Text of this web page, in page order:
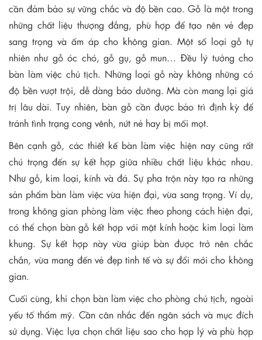
cần đảm bảo sự vững chắc và độ bền cao. Gỗ là một trong
những chất liệu thượng đẳng, phù hợp để tạo nên vẻ đẹp
sang trọng và ấm áp cho không gian. Một số loại gỗ tự
nhiên như gỗ óc chó, gỗ gụ, gỗ mun… Đều lý tưởng cho
bàn làm việc chủ tịch. Những loại gỗ này không những có
độ bền vượt trội, dễ dàng bảo dưỡng. Mà còn mang lại giá
trị lâu dài. Tuy nhiên, bàn gỗ cần được bảo trì định kỳ để
tránh tình trạng cong vênh, nứt nẻ hay bị mối mọt.
Bên cạnh gỗ, các thiết kế bàn làm việc hiện nay cũng rất
chú trọng đến sự kết hợp giữa nhiều chất liệu khác nhau.
Như gỗ, kim loại, kính và đá. Sự pha trộn này tạo ra những
sản phẩm bàn làm việc vừa hiện đại, vừa sang trọng. Ví dụ,
trong không gian phòng làm việc theo phong cách hiện đại,
có thể chọn bàn gỗ kết hợp với mặt kính hoặc kim loại làm
khung. Sự kết hợp này vừa giúp bàn được trở nên chắc
chắn, vừa mang đến vẻ đẹp tinh tế và sự đổi mới cho không
gian.
Cuối cùng, khi chọn bàn làm việc cho phòng chủ tịch, ngoài
yếu tố thẩm mỹ. Cần cân nhắc đến ngân sách và mục đích
sử dụng. Việc lựa chọn chất liệu sao cho hợp lý và phù hợp